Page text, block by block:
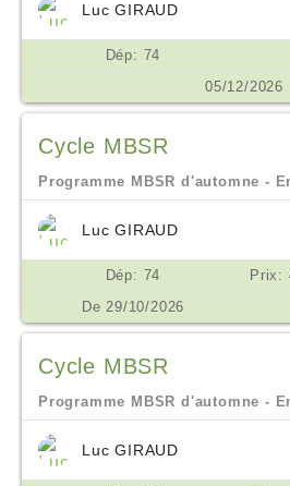
Luc GIRAUD
Dép: 74
05/12/2026
Cycle MBSR
Programme MBSR d'automne -
Luc GIRAUD
Dép: 74
De 29/10/2026
Cycle MBSR
Programme MBSR d'automne -
Luc GIRAUD